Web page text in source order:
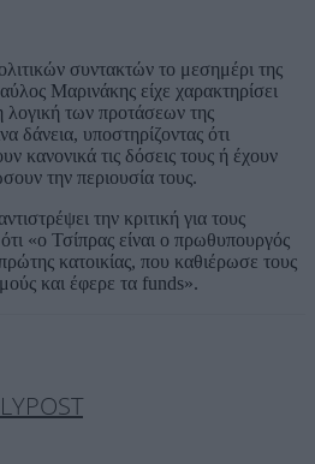
συντακτών το μεσημέρι της
Μαρινάκης είχε χαρακτηρίσει
λογική των προτάσεων της
δάνεια, υποστηρίζοντας ότι
κανονικά τις δόσεις τους ή έχουν
την περιουσία τους.
την κριτική για τους
«ο Τσίπρας είναι ο πρωθυπουργός
κατοικίας, που καθιέρωσε τους
και έφερε τα funds».